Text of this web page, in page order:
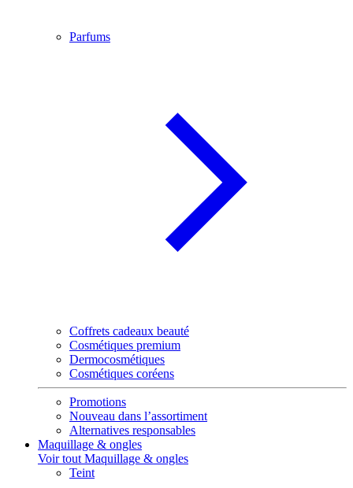
Parfums
Coffrets cadeaux beauté
Cosmétiques premium
Dermocosmétiques
Cosmétiques coréens
Promotions
Nouveau dans l’assortiment
Alternatives responsables
Maquillage & ongles
Voir tout Maquillage & ongles
Teint